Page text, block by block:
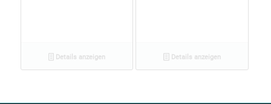
Details anzeigen Details anzeigen